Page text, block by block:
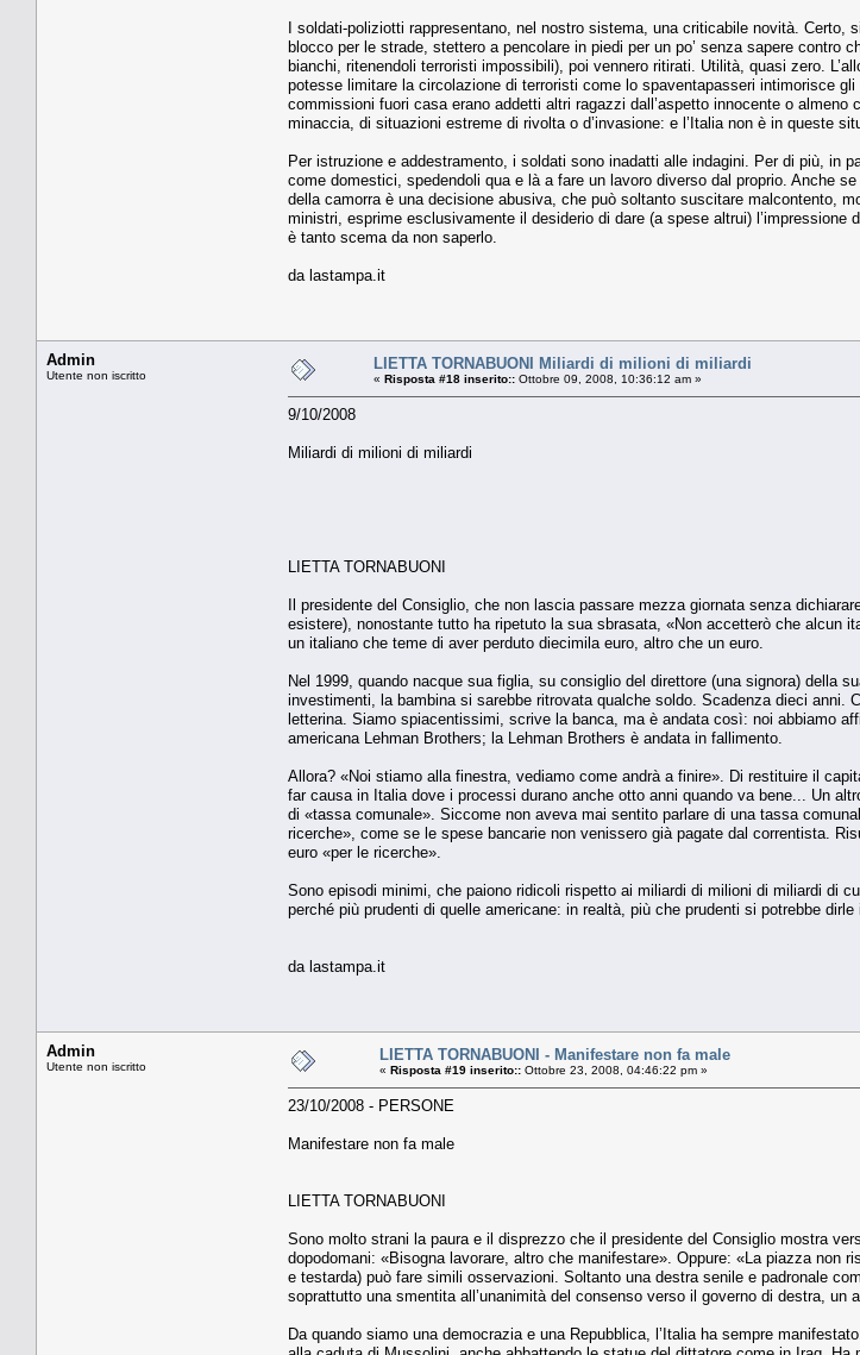
I soldati-poliziotti rappresentano, nel nostro sistema, una criticabile novità. Certo,
blocco per le strade, stettero a pencolare in piedi per un po’ senza sapere contro
bianchi, ritenendoli terroristi impossibili), poi vennero ritirati. Utilità, quasi zero.
potesse limitare la circolazione di terroristi come lo spaventapasseri intimorisce
commissioni fuori casa erano addetti altri ragazzi dall’aspetto innocente o
minaccia, di situazioni estreme di rivolta o d’invasione: e l’Italia non è in queste
Per istruzione e addestramento, i soldati sono inadatti alle indagini. Per di più, in
come domestici, spedendoli qua e là a fare un lavoro diverso dal proprio. Anche
della camorra è una decisione abusiva, che può soltanto suscitare malcontento,
ministri, esprime esclusivamente il desiderio di dare (a spese altrui)
è tanto scema da non saperlo.
da lastampa.it
Admin
Utente non iscritto
LIETTA TORNABUONI Miliardi di milioni di miliardi
« Risposta #18 inserito:: Ottobre 09, 2008, 10:36:12 am »
9/10/2008
Miliardi di milioni di miliardi
LIETTA TORNABUONI
Il presidente del Consiglio, che non lascia passare mezza giornata senza
esistere), nonostante tutto ha ripetuto la sua sbrasata, «Non accetterò che alcun
un italiano che teme di aver perduto diecimila euro, altro che un euro.
Nel 1999, quando nacque sua figlia, su consiglio del direttore (una signora) della
investimenti, la bambina si sarebbe ritrovata qualche soldo. Scadenza dieci anni.
letterina. Siamo spiacentissimi, scrive la banca, ma è andata così: noi abbiamo
americana Lehman Brothers; la Lehman Brothers è andata in fallimento.
Allora? «Noi stiamo alla finestra, vediamo come andrà a finire». Di restituire il
far causa in Italia dove i processi durano anche otto anni quando va bene... Un
di «tassa comunale». Siccome non aveva mai sentito parlare di una tassa
ricerche», come se le spese bancarie non venissero già pagate dal correntista.
euro «per le ricerche».
Sono episodi minimi, che paiono ridicoli rispetto ai miliardi di milioni di miliardi di
perché più prudenti di quelle americane: in realtà, più che prudenti si potrebbe
da lastampa.it
Admin
Utente non iscritto
LIETTA TORNABUONI - Manifestare non fa male
« Risposta #19 inserito:: Ottobre 23, 2008, 04:46:22 pm »
23/10/2008 - PERSONE
Manifestare non fa male
LIETTA TORNABUONI
Sono molto strani la paura e il disprezzo che il presidente del Consiglio mostra
dopodomani: «Bisogna lavorare, altro che manifestare». Oppure: «La piazza non
e testarda) può fare simili osservazioni. Soltanto una destra senile e padronale
soprattutto una smentita all’unanimità del consenso verso il governo di destra, un
Da quando siamo una democrazia e una Repubblica, l’Italia ha sempre